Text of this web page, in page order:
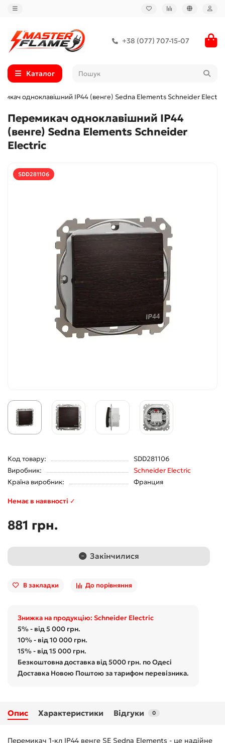
+38 (077) 707-15-07
Каталог
одноклавішний IP44 (венге) Sedna Elements Schneider Electric
Перемикач одноклавішний IP44
(венге) Sedna Elements Schneider
Electric
SDD281106
Код товару:
SDD281106
Виробник:
Schneider Electric
Країна виробник:
Франция
Немає в наявності ✓
881 грн.
Закінчилися
В закладки До порівняння
Знижка на продукцію: Schneider Electric
5% - від 5 000 грн.
10% - від 10 000 грн.
15% - від 15 000 грн.
Безкоштовна доставка від 5000 грн. по Одесі
Доставка Новою Поштою за тарифом перевізника.
Опис Характеристики Відгуки 0
Перемикач 1-кл IP44 венге SE Sedna Elements - це надійне